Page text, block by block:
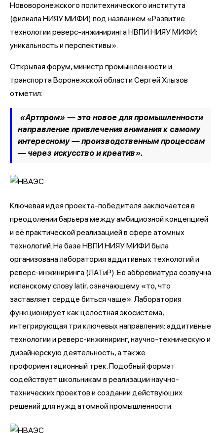
Нововоронежского политехнического института
(филиала НИЯУ МИФИ) под названием «Развитие
технологии реверс-инжиниринга НВПИ НИЯУ МИФИ:
уникальность и перспективы».
Открывая форум, министр промышленности и
транспорта Воронежской области Сергей Хлызов
отметил:
«Артпром» — это новое для промышленности
направление привлечения внимания к самому
интересному — производственным процессам
— через искусство и креатив».
Ключевая идея проекта-победителя заключается в
преодолении барьера между амбициозной концепцией
и её практической реализацией в сфере атомных
технологий. На базе НВПИ НИЯУ МИФИ была
организована лаборатория аддитивных технологий и
реверс-инжиниринга (ЛАТиР). Её аббревиатура созвучна
испанскому слову latir, означающему «то, что
заставляет сердце биться чаще». Лаборатория
функционирует как целостная экосистема,
интегрирующая три ключевых направления: аддитивные
технологии и реверс-инжиниринг, научно-техническую и
дизайнерскую деятельность, а также
профориентационный трек. Подобный формат
содействует школьникам в реализации научно-
технических проектов и создании действующих
решений для нужд атомной промышленности.